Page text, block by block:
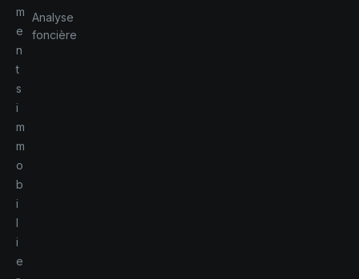
m
e
n
t
s
i
m
m
o
b
i
l
i
e
Analyse
foncière